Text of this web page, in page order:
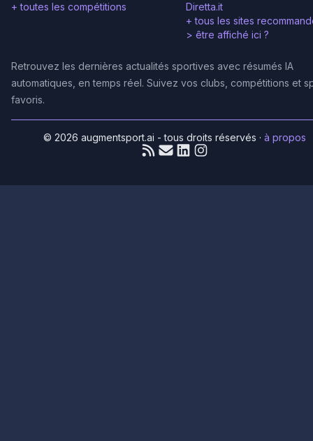
+ toutes les compétitions
Diretta.it
+ tous les sites
> être affiché ici ?
Retrouvez les dernières actualités sportives avec résumés IA
automatiques, en temps réel. Suivez vos clubs, compétitions et
favoris.
© 2026 augmentsport.ai - tous droits réservés · à propos